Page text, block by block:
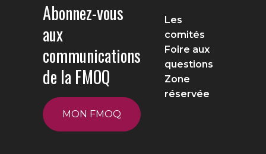
Abonnez-vous
aux
communications
de la FMOQ
MON FMOQ
Les
comités
Foire aux
questions
Zone
réservée